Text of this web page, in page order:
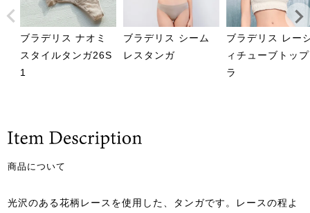
ブラデリス ナオミ
スタイルタンガ26S
1
ブラデリス シーム
レスタンガ
ブラデリス レー
ィチューブトッ
ラ
商品について
光沢のある花柄レースを使用した、タンガです。レースの程よ